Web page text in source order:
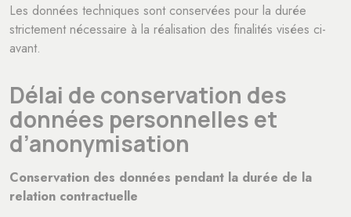
Les données techniques sont conservées pour la durée
strictement nécessaire à la réalisation des finalités visées ci-
avant.
Délai de conservation des
données personnelles et
d’anonymisation
Conservation des données pendant la durée de la
relation contractuelle